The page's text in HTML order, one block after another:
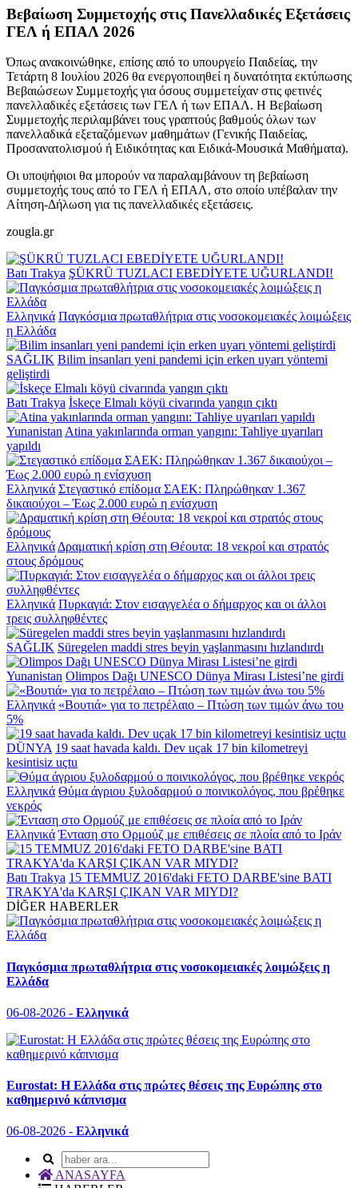
Βεβαίωση Συμμετοχής στις Πανελλαδικές Εξετάσεις
ΓΕΛ ή ΕΠΑΛ 2026
Όπως ανακοινώθηκε, επίσης από το υπουργείο Παιδείας, την
Τετάρτη 8 Ιουλίου 2026 θα ενεργοποιηθεί η δυνατότητα εκτύπωσης
Βεβαιώσεων Συμμετοχής για όσους συμμετείχαν στις φετινές
πανελλαδικές εξετάσεις των ΓΕΛ ή των ΕΠΑΛ. Η Βεβαίωση
Συμμετοχής περιλαμβάνει τους γραπτούς βαθμούς όλων των
πανελλαδικά εξεταζόμενων μαθημάτων (Γενικής Παιδείας,
Προσανατολισμού ή Ειδικότητας και Ειδικά-Μουσικά Μαθήματα).
Οι υποψήφιοι θα μπορούν να παραλαμβάνουν τη βεβαίωση
συμμετοχής τους από το ΓΕΛ ή ΕΠΑΛ, στο οποίο υπέβαλαν την
Αίτηση-Δήλωση για τις πανελλαδικές εξετάσεις.
zougla.gr
Batı Trakya ŞÜKRÜ TUZLACI EBEDİYETE UĞURLANDI!
Ελληνικά Παγκόσμια πρωταθλήτρια στις νοσοκομειακές λοιμώξεις
η Ελλάδα
SAĞLIK Bilim insanları yeni pandemi için erken uyarı yöntemi
geliştirdi
Batı Trakya İskeçe Elmalı köyü civarında yangın çıktı
Yunanistan Atina yakınlarında orman yangını: Tahliye uyarıları
yapıldı
Ελληνικά Στεγαστικό επίδομα ΣΑΕΚ: Πληρώθηκαν 1.367
δικαιούχοι – Έως 2.000 ευρώ η ενίσχυση
Ελληνικά Δραματική κρίση στη Θέουτα: 18 νεκροί και στρατός
στους δρόμους
Ελληνικά Πυρκαγιά: Στον εισαγγελέα ο δήμαρχος και οι άλλοι
τρεις συλληφθέντες
SAĞLIK Süregelen maddi stres beyin yaşlanmasını hızlandırdı
Yunanistan Olimpos Dağı UNESCO Dünya Mirası Listesi’ne girdi
Ελληνικά «Βουτιά» για το πετρέλαιο – Πτώση των τιμών άνω του
5%
DÜNYA 19 saat havada kaldı. Dev uçak 17 bin kilometreyi
kesintisiz uçtu
Ελληνικά Θύμα άγριου ξυλοδαρμού ο ποινικολόγος, που βρέθηκε
νεκρός
Ελληνικά Ένταση στο Ορμούζ με επιθέσεις σε πλοία από το Ιράν
Batı Trakya 15 TEMMUZ 2016'daki FETO DARBE'sine BATI
TRAKYA'da KARŞI ÇIKAN VAR MIYDI?
DİĞER HABERLER
Παγκόσμια πρωταθλήτρια στις νοσοκομειακές λοιμώξεις η
Ελλάδα
06-08-2026 - Ελληνικά
Eurostat: Η Ελλάδα στις πρώτες θέσεις της Ευρώπης στο
καθημερινό κάπνισμα
06-08-2026 - Ελληνικά
ANASAYFA